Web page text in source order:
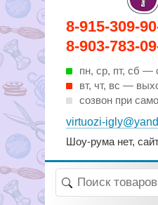
8-915-309-
8-903-783-
пн, ср, пт, cб —
вт, чт, вс —
созвон при
virtuozi-
Шоу-рума нет,
Вирутозы
шитья и